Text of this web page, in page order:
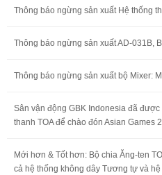
Thông báo ngừng sản xuất Hệ thống
Thông báo ngừng sản xuất AD-031B,
Thông báo ngừng sản xuất bộ Mixer:
Sân vận động GBK Indonesia đã
thanh TOA để chào đón Asian Games
Mới hơn & Tốt hơn: Bộ chia Ăng-ten
cả hệ thống không dây Tương tự và